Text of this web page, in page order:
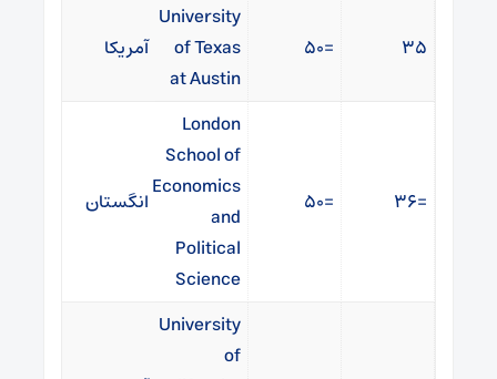
۳۵ =۵۰
University
of Texas
at Austin
آمریکا
=۳۶ =۵۰
London
School of
Economics
and
Political
Science
انگستان
University
of